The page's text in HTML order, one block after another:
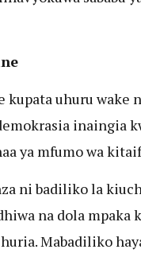
kupata uhuru wake
inaingia
ya mfumo wa
ni badiliko la
na dola mpaka
Mabadiliko